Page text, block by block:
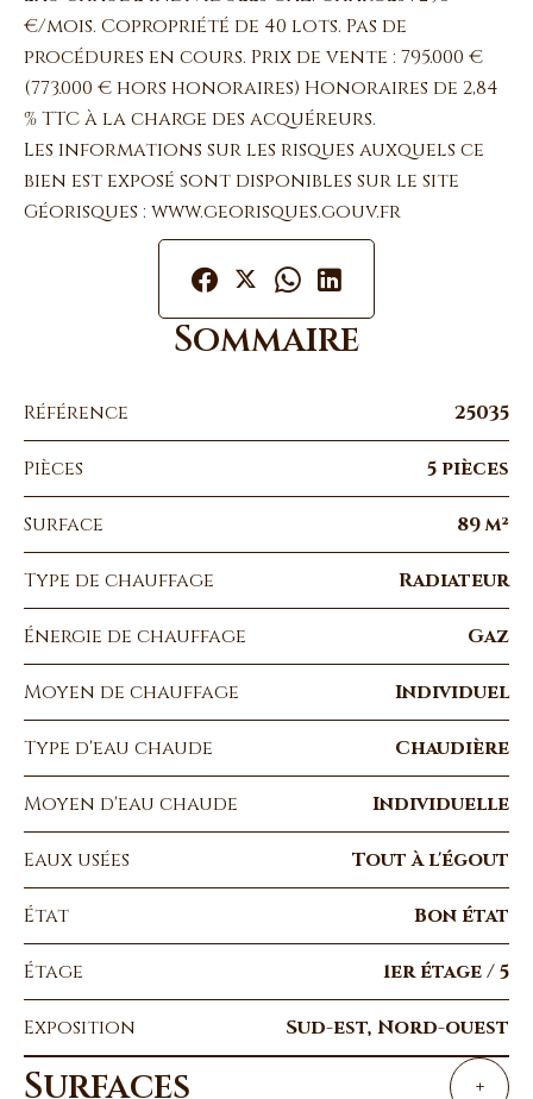
€/mois. Copropriété de 40 lots. Pas de
procédures en cours. Prix de vente : 795.000 €
(773.000 € hors honoraires) Honoraires de 2,84
% TTC à la charge des acquéreurs.
Les informations sur les risques auxquels ce
bien est exposé sont disponibles sur le site
Géorisques : www.georisques.gouv.fr
Sommaire
Référence 25035
Pièces 5 pièces
Surface 89 m²
Type de chauffage Radiateur
Énergie de chauffage Gaz
Moyen de chauffage Individuel
Type d'eau chaude Chaudière
Moyen d'eau chaude Individuelle
Eaux usées Tout à l'égout
État Bon état
Étage 1er étage / 5
Exposition Sud-est, Nord-ouest
Surfaces +